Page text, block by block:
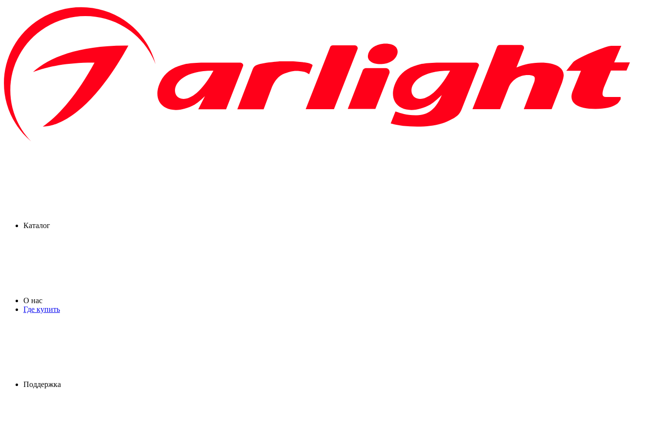
Каталог
О нас
Где купить
Поддержка